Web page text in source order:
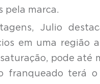
pela marca.
Julio
em uma região
pode até
franqueado terá o